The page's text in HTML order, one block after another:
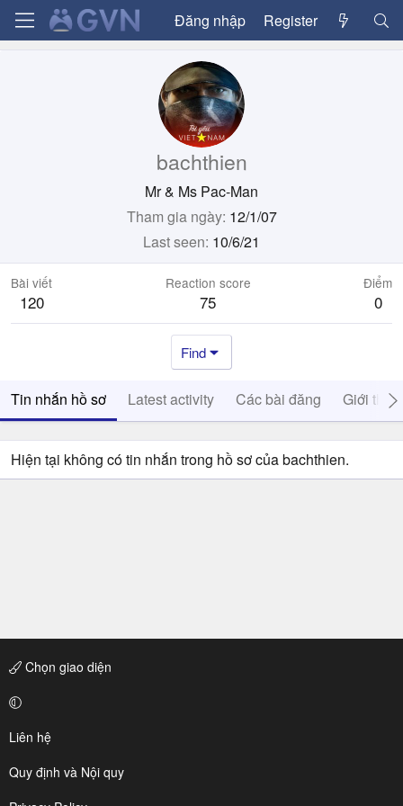
Đăng nhập Register
bachthien
Mr & Ms Pac-Man
Tham gia ngày 12/1/07
Last seen 10/6/21
Bài viết
120
Reaction score
75
Điểm
0
Find
Tin nhắn hồ sơ Latest activity Các bài đăng Giới thiệu
Hiện tại không có tin nhắn trong hồ sơ của bachthien.
Chọn giao diện
Liên hệ
Quy định và Nội quy